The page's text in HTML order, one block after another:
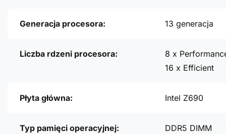
Generacja procesora: 13 generacja
Liczba rdzeni procesora:
8 x
16 x Efficient
Płyta główna: Intel Z690
Typ pamięci operacyjnej: DDR5 DIMM